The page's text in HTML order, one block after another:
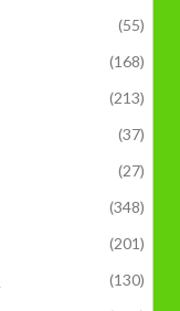
(55)
(168)
(213)
(37)
(27)
(348)
(201)
(130)